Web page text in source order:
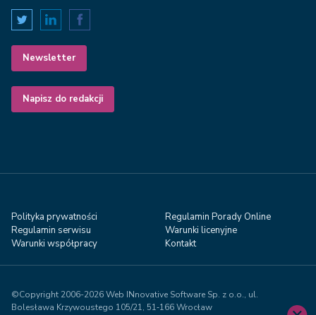
Newsletter
Napisz do redakcji
Polityka prywatności
Regulamin Porady Online
Regulamin serwisu
Warunki licenyjne
Warunki współpracy
Kontakt
©Copyright 2006-2026 Web INnovative Software Sp. z o.o., ul.
Bolesława Krzywoustego 105/21, 51‑166 Wrocław